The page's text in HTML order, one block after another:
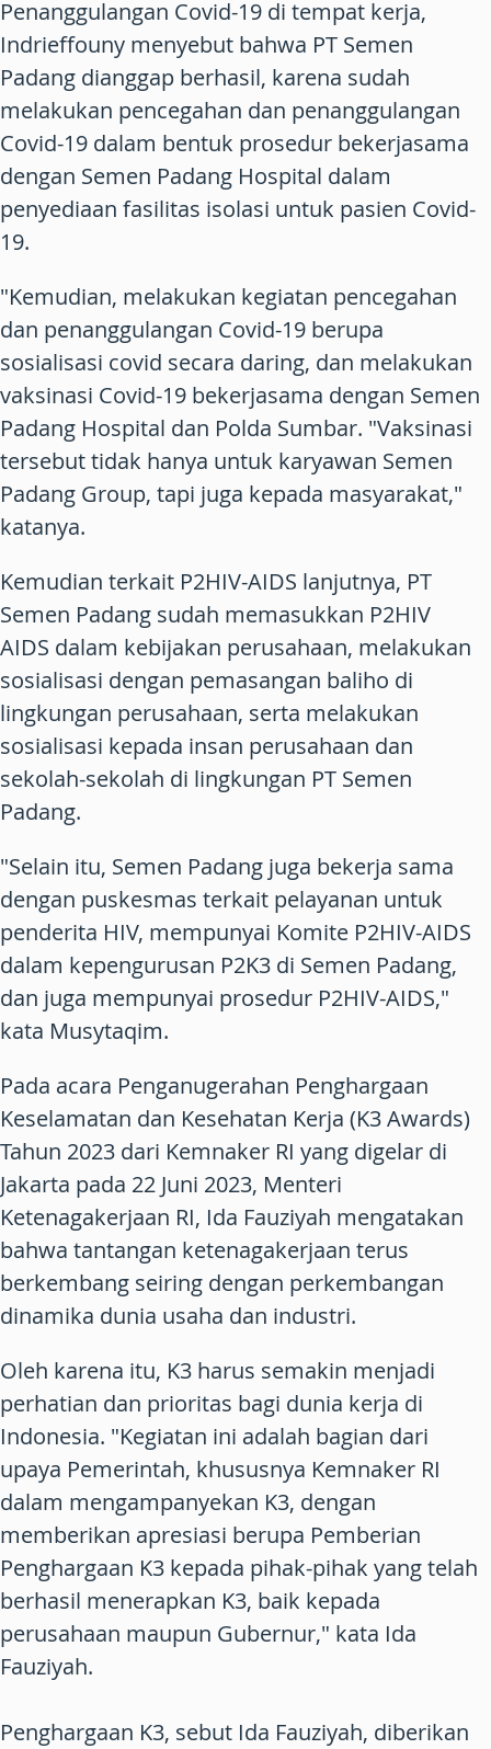
Penanggulangan Covid-19 di tempat kerja,
Indrieffouny menyebut bahwa PT Semen
Padang dianggap berhasil, karena sudah
melakukan pencegahan dan penanggulangan
Covid-19 dalam bentuk prosedur bekerjasama
dengan Semen Padang Hospital dalam
penyediaan fasilitas isolasi untuk pasien Covid-
19.
"Kemudian, melakukan kegiatan pencegahan
dan penanggulangan Covid-19 berupa
sosialisasi covid secara daring, dan melakukan
vaksinasi Covid-19 bekerjasama dengan Semen
Padang Hospital dan Polda Sumbar. "Vaksinasi
tersebut tidak hanya untuk karyawan Semen
Padang Group, tapi juga kepada masyarakat,"
katanya.
Kemudian terkait P2HIV-AIDS lanjutnya, PT
Semen Padang sudah memasukkan P2HIV
AIDS dalam kebijakan perusahaan, melakukan
sosialisasi dengan pemasangan baliho di
lingkungan perusahaan, serta melakukan
sosialisasi kepada insan perusahaan dan
sekolah-sekolah di lingkungan PT Semen
Padang.
"Selain itu, Semen Padang juga bekerja sama
dengan puskesmas terkait pelayanan untuk
penderita HIV, mempunyai Komite P2HIV-AIDS
dalam kepengurusan P2K3 di Semen Padang,
dan juga mempunyai prosedur P2HIV-AIDS,"
kata Musytaqim.
Pada acara Penganugerahan Penghargaan
Keselamatan dan Kesehatan Kerja (K3 Awards)
Tahun 2023 dari Kemnaker RI yang digelar di
Jakarta pada 22 Juni 2023, Menteri
Ketenagakerjaan RI, Ida Fauziyah mengatakan
bahwa tantangan ketenagakerjaan terus
berkembang seiring dengan perkembangan
dinamika dunia usaha dan industri.
Oleh karena itu, K3 harus semakin menjadi
perhatian dan prioritas bagi dunia kerja di
Indonesia. "Kegiatan ini adalah bagian dari
upaya Pemerintah, khususnya Kemnaker RI
dalam mengampanyekan K3, dengan
memberikan apresiasi berupa Pemberian
Penghargaan K3 kepada pihak-pihak yang telah
berhasil menerapkan K3, baik kepada
perusahaan maupun Gubernur," kata Ida
Fauziyah.
Penghargaan K3, sebut Ida Fauziyah, diberikan